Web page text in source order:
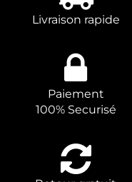
Livraison rapide
Paiement
100% Securisé